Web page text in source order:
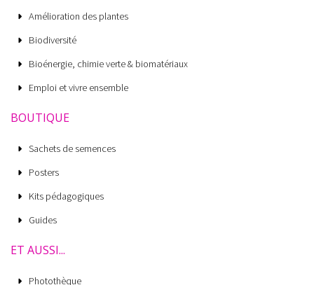
Amélioration des plantes
Biodiversité
Bioénergie, chimie verte & biomatériaux
Emploi et vivre ensemble
BOUTIQUE
Sachets de semences
Posters
Kits pédagogiques
Guides
ET AUSSI...
Photothèque